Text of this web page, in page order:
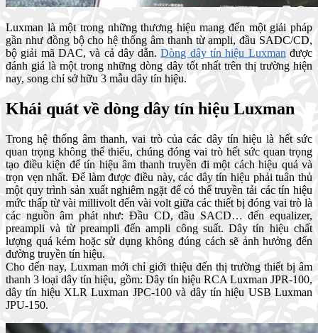
Luxman là một trong những thương hiệu mang đến một giải pháp
gần như đồng bộ cho hệ thống âm thanh từ ampli, đầu SADC/CD,
bộ giải mã DAC, và cả dây dẫn.Dòng dây tín hiệu Luxman được
đánh giá là một trong những dòng dây tốt nhất trên thị trường hiện
nay, song chỉ sở hữu 3 mẫu dây tín hiệu.
Khái quát về dòng dây tín hiệu Luxman
Trong hệ thống âm thanh, vai trò của các dây tín hiệu là hết sức
quan trọng không thể thiếu, chúng đóng vai trò hết sức quan trọng
tạo điều kiện để tín hiệu âm thanh truyền đi một cách hiệu quả và
trọn vẹn nhất. Để làm được điều này, các dây tín hiệu phải tuân thủ
một quy trình sản xuất nghiêm ngặt để có thể truyền tải các tín hiệu
mức thấp từ vài millivolt đến vài volt giữa các thiết bị đóng vai trò là
các nguồn âm phát như: Đầu CD, đầu SACD… đến equalizer,
preampli và từ preampli đến ampli công suất. Dây tín hiệu chất
lượng quá kém hoặc sử dụng không đúng cách sẽ ảnh hưởng đến
đường truyền tín hiệu.
Cho đến nay, Luxman mới chỉ giới thiệu đến thị trường thiết bị âm
thanh 3 loại dây tín hiệu, gồm: Dây tín hiệu RCA Luxman JPR-100,
dây tín hiệu XLR Luxman JPC-100 và dây tín hiệu USB Luxman
JPU-150.